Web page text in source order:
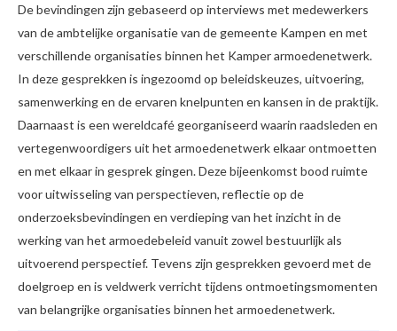
De bevindingen zijn gebaseerd op interviews met medewerkers
van de ambtelijke organisatie van de gemeente Kampen en met
verschillende organisaties binnen het Kamper armoedenetwerk.
In deze gesprekken is ingezoomd op beleidskeuzes, uitvoering,
samenwerking en de ervaren knelpunten en kansen in de praktijk.
Daarnaast is een wereldcafé georganiseerd waarin raadsleden en
vertegenwoordigers uit het armoedenetwerk elkaar ontmoetten
en met elkaar in gesprek gingen. Deze bijeenkomst bood ruimte
voor uitwisseling van perspectieven, reflectie op de
onderzoeksbevindingen en verdieping van het inzicht in de
werking van het armoedebeleid vanuit zowel bestuurlijk als
uitvoerend perspectief. Tevens zijn gesprekken gevoerd met de
doelgroep en is veldwerk verricht tijdens ontmoetingsmomenten
van belangrijke organisaties binnen het armoedenetwerk.